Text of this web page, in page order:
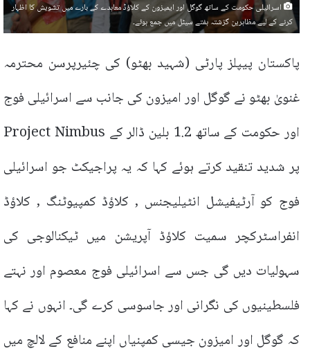
اسرائیلی حکومت کے ساتھ گوگل اور ایمیزون کے کلاؤڈ معاہدے کے بارے میں تشویش کا اظہار
کرنے کے لیے مظاہرین گزشتہ ہفتے سیٹل میں جمع ہوئے۔
پاکستان پیپلز پارٹی (شہید بھٹو) کی چئیرپرسن محترمہ
غنویٰ بھٹو نے گوگل اور امیزون کی جانب سے اسرائیلی فوج
اور حکومت کے ساتھ 1.2 بلین ڈالر کے Project Nimbus
پر شدید تنقید کرتے ہوئے کہا کہ یہ پراجیکٹ جو اسرائیلی
فوج کو آرٹیفیشل انٹیلیجنس , کلاؤڈ کمپیوٹنگ , کلاؤڈ
انفراسٹرکچر سمیت کلاؤڈ آپریشن میں ٹیکنالوجی کی
سہولیات دیں گی جس سے اسرائیلی فوج معصوم اور نہتے
فلسطینیوں کی نگرانی اور جاسوسی کرے گی۔ انہوں نے کہا
کہ گوگل اور امیزون جیسی کمپنیاں اپنے منافع کے لالچ میں